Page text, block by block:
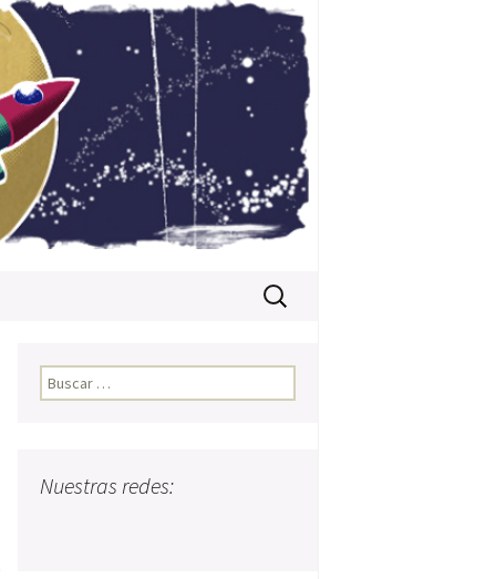
Buscar:
Buscar:
Nuestras redes: